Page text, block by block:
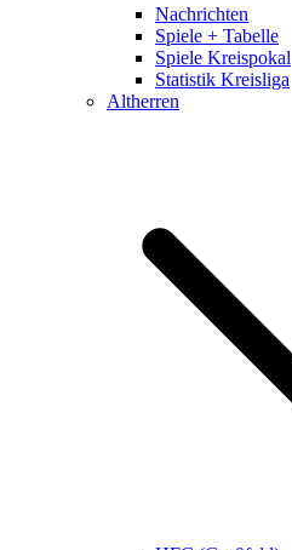
Nachrichten
Spiele + Tabelle
Spiele Kreispokal
Statistik Kreisliga
Altherren